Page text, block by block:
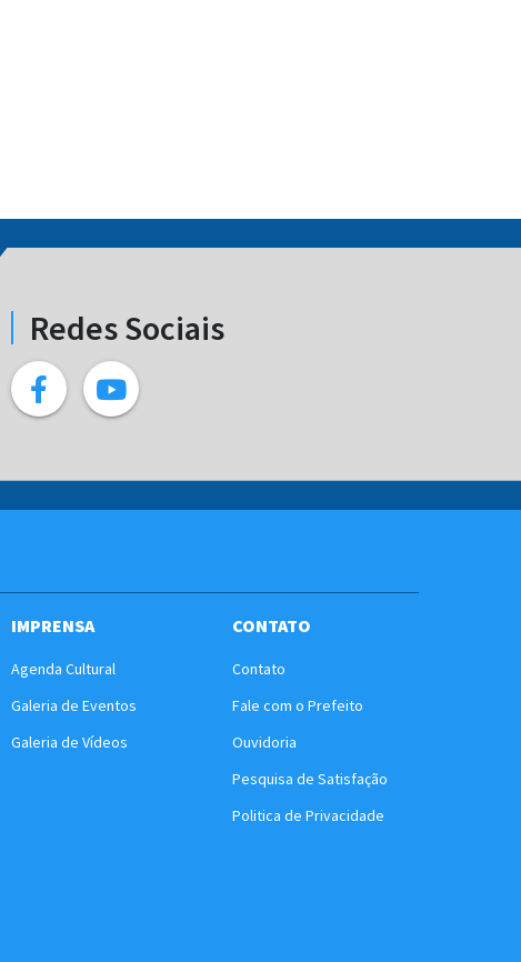
Redes Sociais
IMPRENSA
Agenda Cultural
Galeria de Eventos
Galeria de Vídeos
CONTATO
Contato
Fale com o Prefeito
Ouvidoria
Pesquisa de Satisfação
Politica de Privacidade